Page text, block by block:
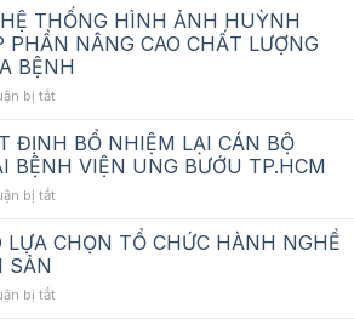
TRÌNH
“SƯỞI
ẤM
NHỮNG
TRÁI
QUẢ
CẢM”
THÁNG
8
THỐNG HÌNH ẢNH HUỲNH
PHẦN NÂNG CAO CHẤT LƯỢNG
BỆNH
bị tắt
NHẬN
HỆ
THỐNG
HÌNH
HUỲNH
QUANG
PHẦN
ĐỊNH BỔ NHIỆM LẠI CÁN BỘ
BỆNH VIỆN UNG BƯỚU TP.HCM
bị tắt
QUYẾT
NHIỆM
LỰA CHỌN TỔ CHỨC HÀNH NGHỀ
SẢN
bị tắt